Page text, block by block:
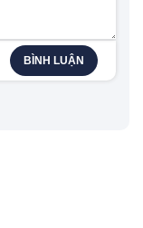
BÌNH LUẬN